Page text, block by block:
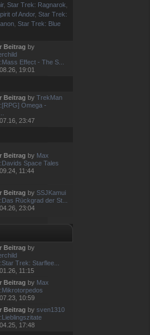
,Star Trek: Ragnarok
of Andor,Star Trek:
,Star Trek: Blue
Beitrag by
Effect - The S...
19:01
Beitrag by TrekMan
Omega -
23:47
Beitrag by Max
Space Tales
11:44
Beitrag by SSJKamui
Rückgrad der St...
23:04
Beitrag by
Trek: Starflee...
11:15
Beitrag by Max
10:59
Beitrag by sven1310
17:48